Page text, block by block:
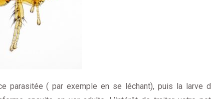
parasitée ( par exemple en se léchant), puis la larve